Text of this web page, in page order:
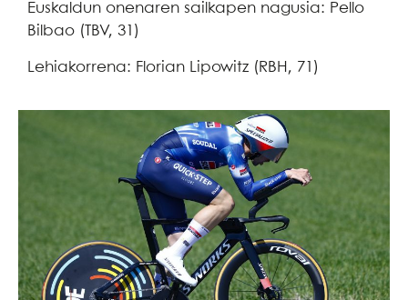
Euskaldun onenaren sailkapen nagusia: Pello
Bilbao (TBV, 31)
Lehiakorrena: Florian Lipowitz (RBH, 71)